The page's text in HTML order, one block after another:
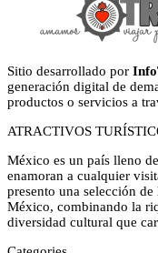
Sitio desarrollado por
generación digital de
productos o servicios a
ATRACTIVOS
México es un país lleno
enamoran a cualquier
presento una selección
México, combinando la
diversidad cultural que